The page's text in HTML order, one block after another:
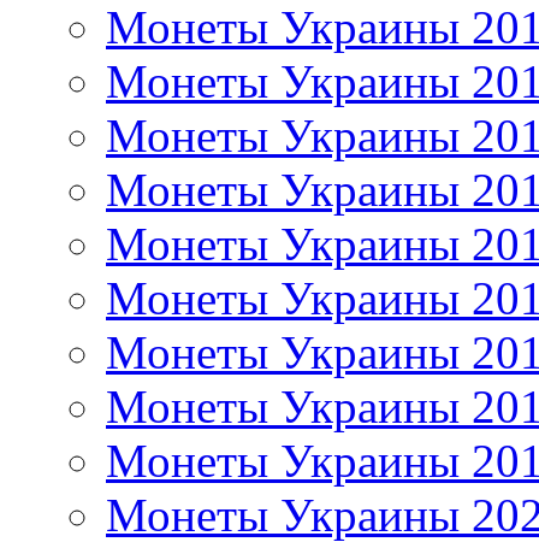
Монеты Украины
Монеты Украины
Монеты Украины
Монеты Украины
Монеты Украины
Монеты Украины
Монеты Украины
Монеты Украины
Монеты Украины
Монеты Украины